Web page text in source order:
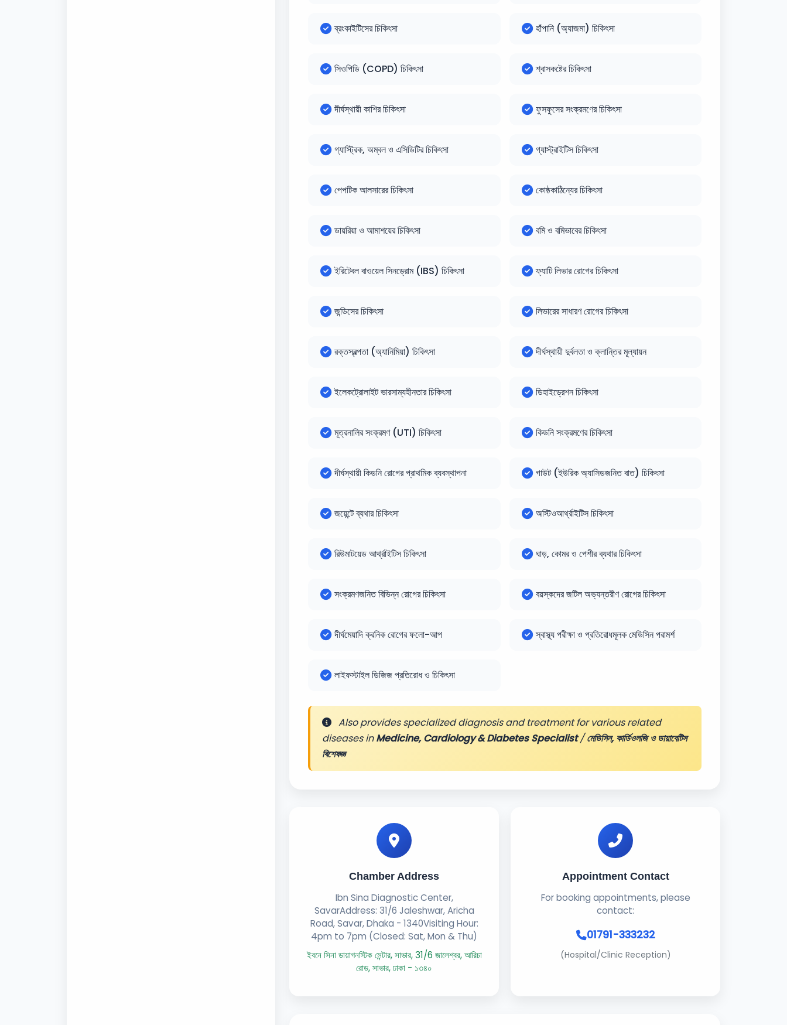
ব্রংকাইটিসের চিকিৎসা হাঁপানি (অ্যাজমা) চিকিৎসা
সিওপিডি (COPD) চিকিৎসা শ্বাসকষ্টের চিকিৎসা
দীর্ঘস্থায়ী কাশির চিকিৎসা ফুসফুসের সংক্রমণের চিকিৎসা
গ্যাস্ট্রিক, অম্বল ও এসিডিটির চিকিৎসা গ্যাস্ট্রাইটিস চিকিৎসা
পেপটিক আলসারের চিকিৎসা কোষ্ঠকাঠিন্যের চিকিৎসা
ডায়রিয়া ও আমাশয়ের চিকিৎসা বমি ও বমিভাবের চিকিৎসা
ইরিটেবল বাওয়েল সিনড্রোম (IBS) চিকিৎসা ফ্যাটি লিভার রোগের চিকিৎসা
জন্ডিসের চিকিৎসা লিভারের সাধারণ রোগের চিকিৎসা
রক্তস্বল্পতা (অ্যানিমিয়া) চিকিৎসা দীর্ঘস্থায়ী দুর্বলতা ও ক্লান্তির মূল্যায়ন
ইলেকট্রোলাইট ভারসাম্যহীনতার চিকিৎসা ডিহাইড্রেশন চিকিৎসা
মূত্রনালির সংক্রমণ (UTI) চিকিৎসা কিডনি সংক্রমণের চিকিৎসা
দীর্ঘস্থায়ী কিডনি রোগের প্রাথমিক ব্যবস্থাপনা গাউট (ইউরিক অ্যাসিডজনিত বাত) চিকিৎসা
জয়েন্টে ব্যথার চিকিৎসা অস্টিওআর্থ্রাইটিস চিকিৎসা
রিউমাটয়েড আর্থ্রাইটিস চিকিৎসা ঘাড়, কোমর ও পেশীর ব্যথার চিকিৎসা
সংক্রমণজনিত বিভিন্ন রোগের চিকিৎসা বয়স্কদের জটিল অভ্যন্তরীণ রোগের চিকিৎসা
দীর্ঘমেয়াদি ক্রনিক রোগের ফলো-আপ স্বাস্থ্য পরীক্ষা ও প্রতিরোধমূলক মেডিসিন পরামর্শ
লাইফস্টাইল ডিজিজ প্রতিরোধ ও চিকিৎসা
Also provides specialized diagnosis and treatment for various related
diseases inMedicine, Cardiology & Diabetes Specialist/মেডিসিন, কার্ডিওলজি ও ডায়াবেটিস
বিশেষজ্ঞ
Chamber Address
Ibn Sina Diagnostic Center,
SavarAddress: 31/6 Jaleshwar, Aricha
Road, Savar, Dhaka - 1340Visiting Hour:
4pm to 7pm (Closed: Sat, Mon & Thu)
ইবনে সিনা ডায়াগনস্টিক সেন্টার, সাভার, 31/6 জালেশ্বর, আরিচা
রোড, সাভার, ঢাকা - ১৩৪০
Appointment Contact
For booking appointments, please
contact:
01791-333232
(Hospital/Clinic Reception)